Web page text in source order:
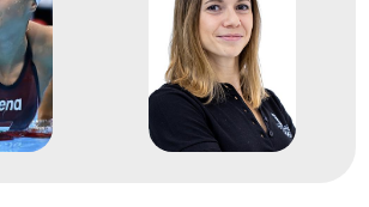
Jakabos Zsuzsanna
Késely Ajna Verrasztó Evelyn
6